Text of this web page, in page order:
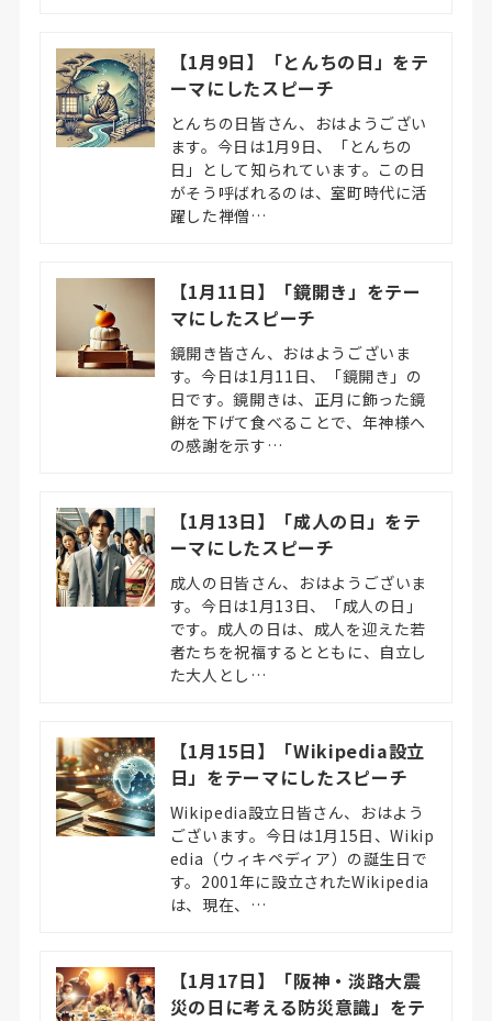
【1月9日】「とんちの日」をテ
ーマにしたスピーチ
とんちの日皆さん、おはようござい
ます。今日は1月9日、「とんちの
日」として知られています。この日
がそう呼ばれるのは、室町時代に活
躍した禅僧…
【1月11日】「鏡開き」をテー
マにしたスピーチ
鏡開き皆さん、おはようございま
す。今日は1月11日、「鏡開き」の
日です。鏡開きは、正月に飾った鏡
餅を下げて食べることで、年神様へ
の感謝を示す…
【1月13日】「成人の日」をテ
ーマにしたスピーチ
成人の日皆さん、おはようございま
す。今日は1月13日、「成人の日」
です。成人の日は、成人を迎えた若
者たちを祝福するとともに、自立し
た大人とし…
【1月15日】「Wikipedia設立
日」をテーマにしたスピーチ
Wikipedia設立日皆さん、おはよう
ございます。今日は1月15日、Wikip
edia（ウィキペディア）の誕生日で
す。2001年に設立されたWikipedia
は、現在、…
【1月17日】「阪神・淡路大震
災の日に考える防災意識」をテ